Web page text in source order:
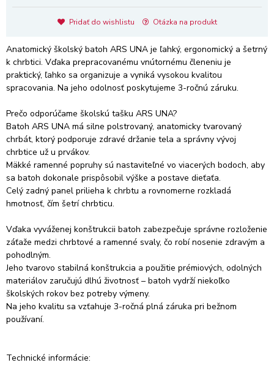
Pridať do wishlistu Otázka na produkt
Anatomický školský batoh ARS UNA je ľahký, ergonomický a šetrný
k chrbtici. Vďaka prepracovanému vnútornému členeniu je
praktický, ľahko sa organizuje a vyniká vysokou kvalitou
spracovania. Na jeho odolnosť poskytujeme 3-ročnú záruku.
Prečo odporúčame školskú tašku ARS UNA?
Batoh ARS UNA má silne polstrovaný, anatomicky tvarovaný
chrbát, ktorý podporuje zdravé držanie tela a správny vývoj
chrbtice už u prvákov.
Mäkké ramenné popruhy sú nastaviteľné vo viacerých bodoch, aby
sa batoh dokonale prispôsobil výške a postave dieťaťa.
Celý zadný panel prilieha k chrbtu a rovnomerne rozkladá
hmotnosť, čím šetrí chrbticu.
Vďaka vyváženej konštrukcii batoh zabezpečuje správne rozloženie
záťaže medzi chrbtové a ramenné svaly, čo robí nosenie zdravým a
pohodlným.
Jeho tvarovo stabilná konštrukcia a použitie prémiových, odolných
materiálov zaručujú dlhú životnosť – batoh vydrží niekoľko
školských rokov bez potreby výmeny.
Na jeho kvalitu sa vzťahuje 3-ročná plná záruka pri bežnom
používaní.
Technické informácie: